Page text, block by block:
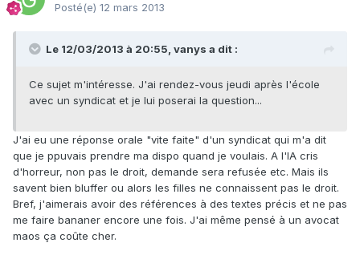
Posté(e) 12 mars 2013
Le 12/03/2013 à 20:55, vanys a dit :
Ce sujet m'intéresse. J'ai rendez-vous jeudi après l'école
avec un syndicat et je lui poserai la question...
J'ai eu une réponse orale "vite faite" d'un syndicat qui m'a dit
que je ppuvais prendre ma dispo quand je voulais. A l'IA cris
d'horreur, non pas le droit, demande sera refusée etc. Mais ils
savent bien bluffer ou alors les filles ne connaissent pas le droit.
Bref, j'aimerais avoir des références à des textes précis et ne pas
me faire bananer encore une fois. J'ai même pensé à un avocat
maos ça coûte cher.